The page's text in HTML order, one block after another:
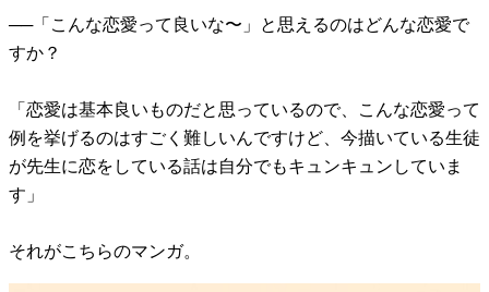
──「こんな恋愛って良いな〜」と思えるのはどんな恋愛で
すか？
「恋愛は基本良いものだと思っているので、こんな恋愛って
例を挙げるのはすごく難しいんですけど、今描いている生徒
が先生に恋をしている話は自分でもキュンキュンしていま
す」
それがこちらのマンガ。